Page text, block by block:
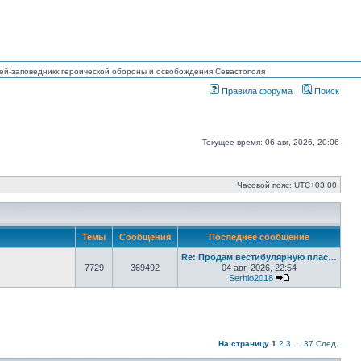
заповедникк героической обороны и освобождения Севастополя
Правила форума Поиск
Текущее время: 06 авг, 2026, 20:06
Часовой пояс: UTC+03:00
Темы Сообщения Последнее сообщение
7729 369492
Re: Продам вестибулярную плас…
04 авг, 2026, 22:54
Serhio2018
Перейти к
На страницу 1 2 3 37 След.